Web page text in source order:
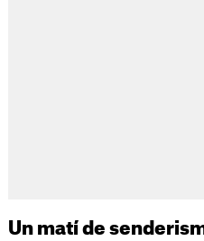
Un matí de